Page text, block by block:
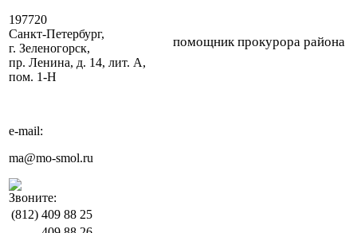
197720
Санкт-Петербург,
г. Зеленогорск,
пр. Ленина, д. 14, лит. А,
пом. 1-Н
e-mail:
ma@mo-smol.ru
Звоните:
(812) 409 88 25
помощник прокурора района